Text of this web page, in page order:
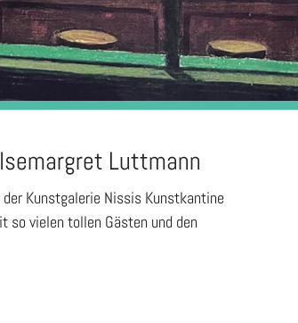
Luttmann
Kunstgalerie Nissis Kunstkantine
vielen tollen Gästen und den